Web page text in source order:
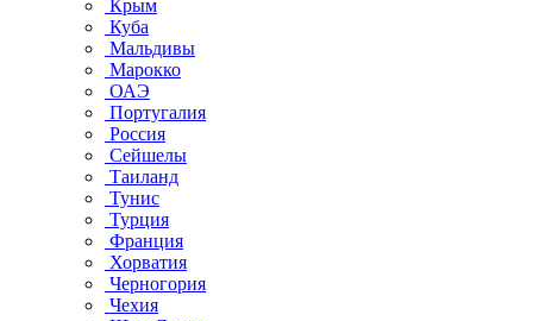
Крым
Куба
Мальдивы
Марокко
ОАЭ
Португалия
Россия
Сейшелы
Таиланд
Тунис
Турция
Франция
Хорватия
Черногория
Чехия